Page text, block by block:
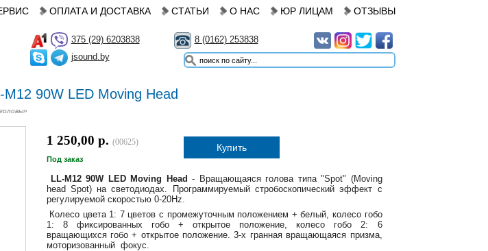
ОПЛАТА И ДОСТАВКА СТАТЬИ О НАС ЮР ЛИЦАМ ОТЗЫВЫ
375 (29) 6203838
jsound.by
8 (0162) 253838
90W LED Moving Head
Купить
1 250,00 р. (00625)
Под заказ
LL-M12 90W LED Moving Head - Вращающаяся голова типа "Spot" (Moving
head Spot) на светодиодах. Программируемый стробоскопический эффект с
регулируемой скоростью 0-20Hz.
Колесо цвета 1: 7 цветов с промежуточным положением + белый, колесо гобо
1: 8 фиксированных гобо + открытое положение, колесо гобо 2: 6
вращающихся гобо + открытое положение. 3-х гранная вращающаяся призма,
моторизованный фокус.